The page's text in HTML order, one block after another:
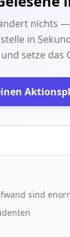
nichts
in
setze das
sind